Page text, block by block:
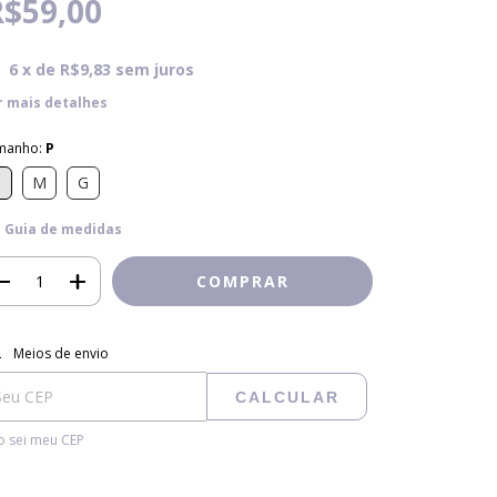
6 x de R$9,83 sem juros
mais detalhes
P
M G
Guia de medidas
para o CEP:
Meios de envio
CALCULAR
sei meu CEP